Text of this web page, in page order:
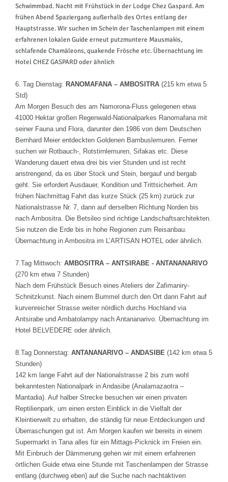
Schwimmbad. Nacht mit Frühstück in der Lodge Chez Gaspard. Am
frühen Abend Spaziergang außerhalb des Ortes entlang der
Hauptstrasse. Wir suchen im Schein der Taschenlampen mit einem
erfahrenen lokalen Guide erneut putzmuntere Mausmakis,
schlafende Chamäleons, quakende Frösche etc. Übernachtung im
Hotel CHEZ GASPARD oder ähnlich
6. Tag Dienstag: RANOMAFANA – AMBOSITRA (215 km etwa 5
Std)
Am Morgen Besuch des am Namorona-Fluss gelegenen etwa
41000 Hektar großen Regenwald-Nationalparkes Ranomafana mit
seiner Fauna und Flora, darunter den 1986 von dem Deutschen
Bernhard Meier entdeckten Goldenen Bambuslemuren. Ferner
suchen wir Rotbauch-, Rotstirnlemuren, Sifakas etc. Diese
Wanderung dauert etwa drei bis vier Stunden und ist recht
anstrengend, da es über Stock und Stein, bergauf und bergab
geht. Sie erfordert Ausdauer, Kondition und Trittsicherheit. Am
frühen Nachmittag Fahrt das kurze Stück (25 km) zurück zur
Nationalstrasse Nr. 7, dann auf derselben Richtung Norden bis
nach Ambositra. Die Betsileo sind richtige Landschaftsarchitekten.
Sie nutzen die Erde bis in hohe Regionen zum Reisanbau.
Übernachtung in Ambositra im L’ARTISAN HOTEL oder ähnlich.
7.Tag Mittwoch: AMBOSITRA – ANTSIRABE - ANTANANARIVO
(270 km etwa 7 Stunden)
Nach dem Frühstück Besuch eines Ateliers der Zafimaniry-
Schnitzkunst. Nach einem Bummel durch den Ort dann Fahrt auf
kurvenreicher Strasse weiter nördlich durchs Hochland via
Antsirabe und Ambatolampy nach Antananarivo. Übernachtung im
Hotel BELVEDERE oder ähnlich.
8.Tag Donnerstag: ANTANANARIVO – ANDASIBE (142 km etwa 5
Stunden)
142 km lange Fahrt auf der Nationalstrasse 2 bis zum wohl
bekanntesten Nationalpark in Andasibe (Analamazaotra –
Mantadia). Auf halber Strecke besuchen wir einen privaten
Reptilienpark, um einen ersten Einblick in die Vielfalt der
Kleintierwelt zu erhalten, die ständig für neue Entdeckungen und
Überraschungen gut ist. Am Morgen kaufen wir bereits in einem
Supermarkt in Tana alles für ein Mittags-Picknick im Freien ein.
Mit Einbruch der Dämmerung gehen wir mit einem erfahrenen
örtlichen Guide etwa eine Stunde mit Taschenlampen der Strasse
entlang (durchweg eben) auf die Suche nach nachtaktiven